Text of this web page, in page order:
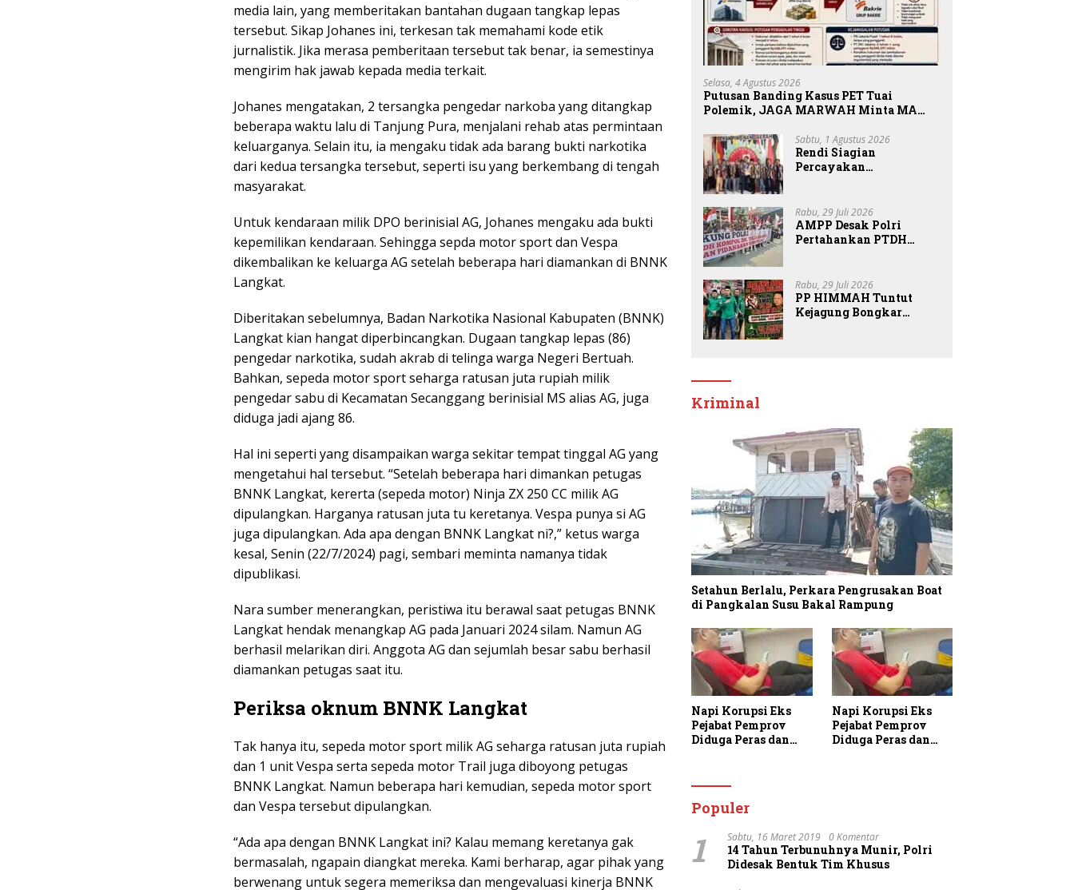
media lain, yang memberitakan bantahan dugaan tangkap lepas
tersebut. Sikap Johanes ini, terkesan tak memahami kode etik
jurnalistik. Jika merasa pemberitaan tersebut tak benar, ia semestinya
mengirim hak jawab kepada media terkait.
Johanes mengatakan, 2 tersangka pengedar narkoba yang ditangkap
beberapa waktu lalu di Tanjung Pura, menjalani rehab atas permintaan
keluarganya. Selain itu, ia mengaku tidak ada barang bukti narkotika
dari kedua tersangka tersebut, seperti isu yang berkembang di tengah
masyarakat.
Untuk kendaraan milik DPO berinisial AG, Johanes mengaku ada bukti
kepemilikan kendaraan. Sehingga sepda motor sport dan Vespa
dikembalikan ke keluarga AG setelah beberapa hari diamankan di BNNK
Langkat.
Diberitakan sebelumnya, Badan Narkotika Nasional Kabupaten (BNNK)
Langkat kian hangat diperbincangkan. Dugaan tangkap lepas (86)
pengedar narkotika, sudah akrab di telinga warga Negeri Bertuah.
Bahkan, sepeda motor sport seharga ratusan juta rupiah milik
pengedar sabu di Kecamatan Secanggang berinisial MS alias AG, juga
diduga jadi ajang 86.
Hal ini seperti yang disampaikan warga sekitar tempat tinggal AG yang
mengetahui hal tersebut. “Setelah beberapa hari dimankan petugas
BNNK Langkat, kererta (sepeda motor) Ninja ZX 250 CC milik AG
dipulangkan. Harganya ratusan juta tu keretanya. Vespa punya si AG
juga dipulangkan. Ada apa dengan BNNK Langkat ni?,” ketus warga
kesal, Senin (22/7/2024) pagi, sembari meminta namanya tidak
dipublikasi.
Nara sumber menerangkan, peristiwa itu berawal saat petugas BNNK
Langkat hendak menangkap AG pada Januari 2024 silam. Namun AG
berhasil melarikan diri. Anggota AG dan sejumlah besar sabu berhasil
diamankan petugas saat itu.
Periksa oknum BNNK Langkat
Tak hanya itu, sepeda motor sport milik AG seharga ratusan juta rupiah
dan 1 unit Vespa serta sepeda motor Trail juga diboyong petugas
BNNK Langkat. Namun beberapa hari kemudian, sepeda motor sport
dan Vespa tersebut dipulangkan.
“Ada apa dengan BNNK Langkat ini? Kalau memang keretanya gak
bermasalah, ngapain diangkat mereka. Kami berharap, agar pihak yang
berwenang untuk segera memeriksa dan mengevaluasi kinerja BNNK
Selasa, 4 Agustus 2026
Putusan Banding Kasus PET Tuai
Polemik, JAGA MARWAH Minta MA
Sabtu, 1 Agustus 2026
Rendi Siagian
Percayakan
Kota Medan kepada
Josef Sembiring
Rabu, 29 Juli 2026
AMPP Desak Polri
Pertahankan PTDH
Rabu, 29 Juli 2026
PP HIMMAH Tuntut
Kejagung Bongkar
Kriminal
Setahun Berlalu, Perkara Pengrusakan Boat
di Pangkalan Susu Bakal Rampung
Napi Korupsi Eks
Pejabat Pemprov
Diduga Peras dan
Tanjung Gusta
Napi Korupsi Eks
Pejabat Pemprov
Diduga Peras dan
Populer
1 Sabtu, 16 Maret 2019 0 Komentar
14 Tahun Terbunuhnya Munir, Polri
Didesak Bentuk Tim Khusus